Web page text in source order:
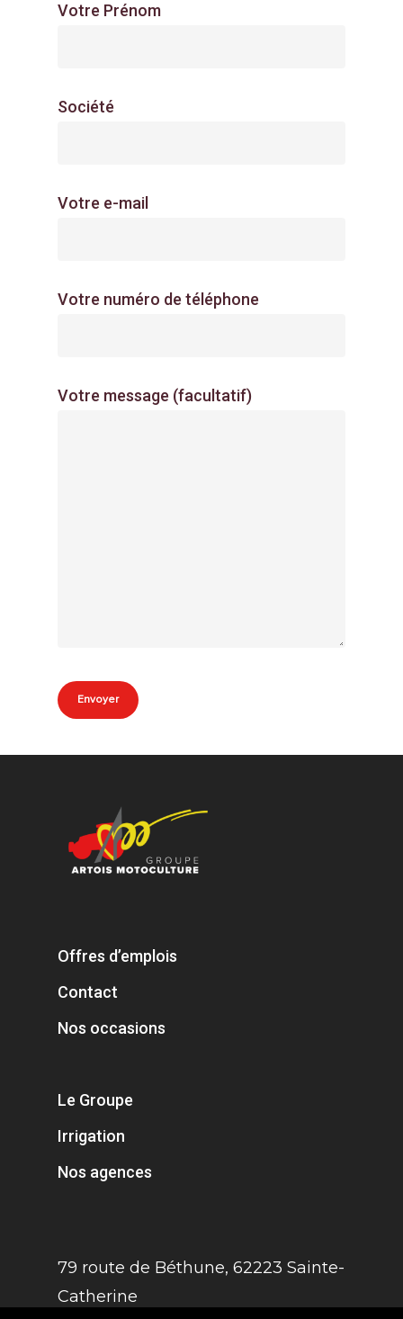
Votre Prénom
Société
Votre e-mail
Votre numéro de téléphone
Votre message (facultatif)
Offres d’emplois
Contact
Nos occasions
Le Groupe
Irrigation
Nos agences
79 route de Béthune, 62223 Sainte-
Catherine
Irrigation